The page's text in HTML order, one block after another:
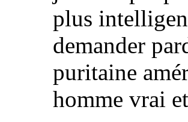
plus
demander
puritaine
homme vrai